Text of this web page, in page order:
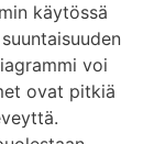
käytössä
voi
ovat pitkiä